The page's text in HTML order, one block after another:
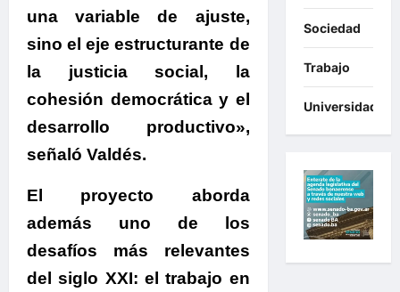
una variable de ajuste,
sino el eje estructurante de
la justicia social, la
cohesión democrática y el
desarrollo productivo»,
señaló Valdés.
El proyecto aborda
además uno de los
desafíos más relevantes
del siglo XXI: el trabajo en
Sociedad
Trabajo
Universidades